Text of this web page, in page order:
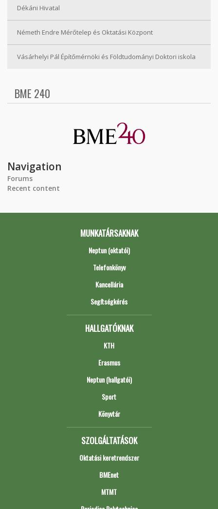
Dékáni Hivatal
Németh Endre Mérőtelep és Oktatási Központ
Vásárhelyi Pál Építőmérnöki és Földtudományi Doktori iskola
BME 240
Navigation
Forums
Recent content
MUNKATÁRSAKNAK
Neptun (oktatói)
Telefonkönyv
Kancellária
Segítségkérés
HALLGATÓKNAK
KTH
Erasmus
Neptun (hallgatói)
Sport
Könyvtár
SZOLGÁLTATÁSOK
Oktatási keretrendszer
BMEnet
MTMT